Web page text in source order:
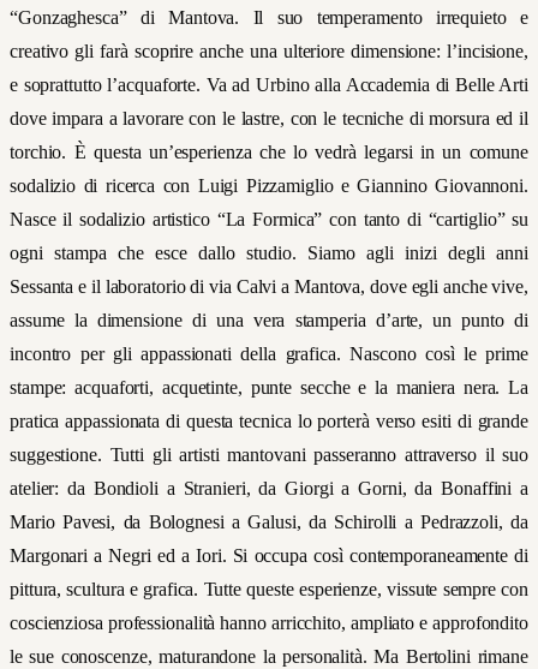
“Gonzaghesca” di Mantova. Il suo temperamento irrequieto e
creativo gli farà scoprire anche una ulteriore dimensione: l’incisione,
e soprattutto l’acquaforte. Va ad Urbino alla Accademia di Belle Arti
dove impara a lavorare con le lastre, con le tecniche di morsura ed il
torchio. È questa un’esperienza che lo vedrà legarsi in un comune
sodalizio di ricerca con Luigi Pizzamiglio e Giannino Giovannoni.
Nasce il sodalizio artistico “La Formica” con tanto di “cartiglio” su
ogni stampa che esce dallo studio. Siamo agli inizi degli anni
Sessanta e il laboratorio di via Calvi a Mantova, dove egli anche vive,
assume la dimensione di una vera stamperia d’arte, un punto di
incontro per gli appassionati della grafica. Nascono così le prime
stampe: acquaforti, acquetinte, punte secche e la maniera nera. La
pratica appassionata di questa tecnica lo porterà verso esiti di grande
suggestione. Tutti gli artisti mantovani passeranno attraverso il suo
atelier: da Bondioli a Stranieri, da Giorgi a Gorni, da Bonaffini a
Mario Pavesi, da Bolognesi a Galusi, da Schirolli a Pedrazzoli, da
Margonari a Negri ed a Iori. Si occupa così contemporaneamente di
pittura, scultura e grafica. Tutte queste esperienze, vissute sempre con
coscienziosa professionalità hanno arricchito, ampliato e approfondito
le sue conoscenze, maturandone la personalità. Ma Bertolini rimane